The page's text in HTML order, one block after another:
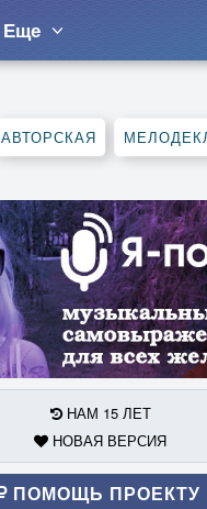
Еще
АВТОРСКАЯ
НАМ 15 ЛЕТ
НОВАЯ ВЕРСИЯ
ПОМОЩЬ ПРОЕКТУ